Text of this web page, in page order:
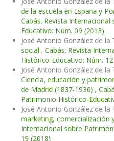
de la escuela en España y
Cabás. Revista
Educativo: Núm. 09 (2013)
José Antonio González de la
social , Cabás. Revista
Histórico-Educativo: Núm.
José Antonio González de la
Ciencia, educación y
de Madrid (1837-1936) ,
Patrimonio Histórico-
José Antonio González de la
marketing, comercialización
Internacional sobre
19 (2018)